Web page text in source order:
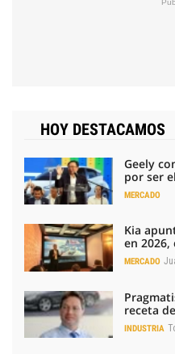
HOY DESTACAMOS
Geely
por ser
MERCADO
Kia
en 2026,
MERCADO
receta
INDUSTRIA